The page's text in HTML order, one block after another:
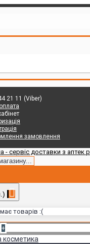
21 11 (Viber)
замовлення
товарів :(
+